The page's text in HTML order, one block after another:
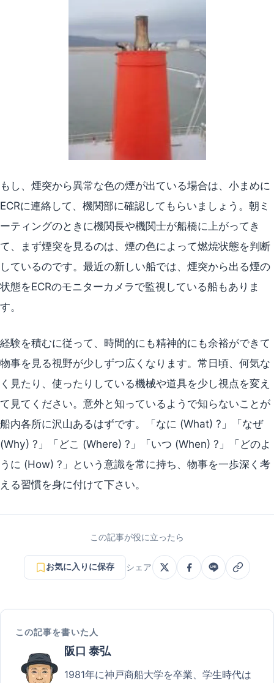
もし、煙突から異常な色の煙が出ている場合は、小まめに
ECRに連絡して、機関部に確認してもらいましょう。朝ミ
ーティングのときに機関長や機関士が船橋に上がってき
て、まず煙突を見るのは、煙の色によって燃焼状態を判断
しているのです。最近の新しい船では、煙突から出る煙の
状態をECRのモニターカメラで監視している船もありま
す。
経験を積むに従って、時間的にも精神的にも余裕ができて
物事を見る視野が少しずつ広くなります。常日頃、何気な
く見たり、使ったりしている機械や道具を少し視点を変え
て見てください。意外と知っているようで知らないことが
船内各所に沢山あるはずです。「なに (What) ?」「なぜ
(Why) ?」「どこ (Where) ?」「いつ (When) ?」「どのよ
うに (How) ?」という意識を常に持ち、物事を一歩深く考
える習慣を身に付けて下さい。
この記事が役に立ったら
お気に入りに保存 シェア
この記事を書いた人
阪口 泰弘
1981年に神戸商船大学を卒業、学生時代は